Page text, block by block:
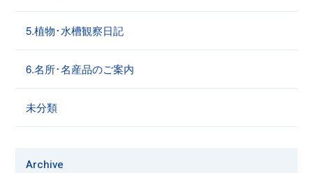
5.植物･水槽観察日記
6.名所･名産品のご案内
未分類
Archive